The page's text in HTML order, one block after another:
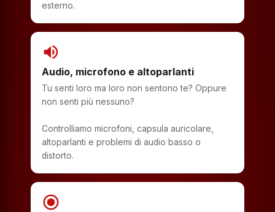
esterno.
volume_up
Audio, microfono e altoparlanti
Tu senti loro ma loro non sentono te? Oppure
non senti più nessuno?
Controlliamo microfoni, capsula auricolare,
altoparlanti e problemi di audio basso o
distorto.
radio_button_checked